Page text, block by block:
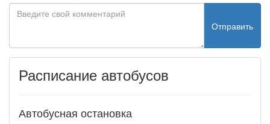
Отправить
Расписание автобусов
Автобусная остановка